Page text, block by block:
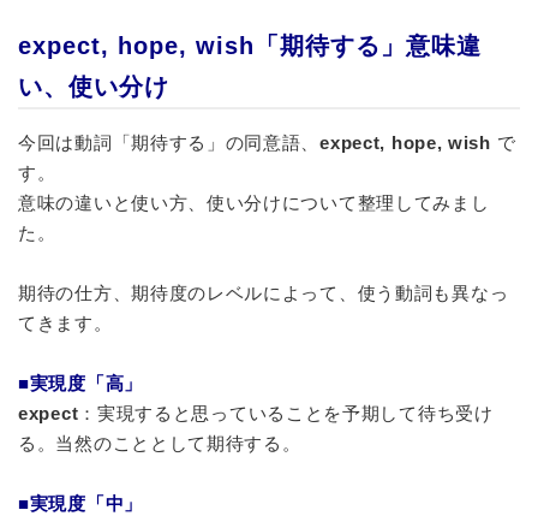
expect, hope, wish「期待する」意味違
い、使い分け
今回は動詞「期待する」の同意語、expect, hope, wish で
す。
意味の違いと使い方、使い分けについて整理してみまし
た。
期待の仕方、期待度のレベルによって、使う動詞も異なっ
てきます。
■実現度「高」
expect ：実現すると思っていることを予期して待ち受け
る。当然のこととして期待する。
■実現度「中」